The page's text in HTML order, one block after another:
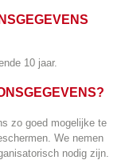
10 jaar.
zo goed mogelijke te
We nemen
nodig zijn.